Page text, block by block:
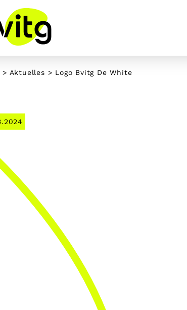
> Aktuelles > Logo Bvitg De White